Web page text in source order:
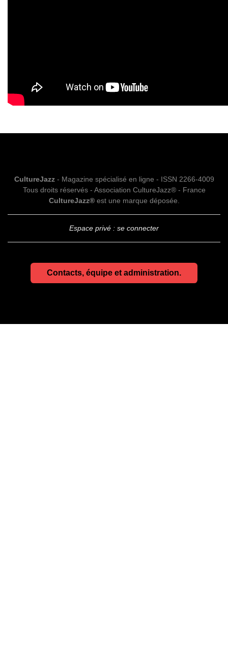
CultureJazz- Magazine spécialisé en ligne - ISSN 2266-4009
Tous droits réservés - Association CultureJazz® - France
CultureJazz®est une marque déposée.
Espace privé : se connecter
Contacts, équipe et administration.